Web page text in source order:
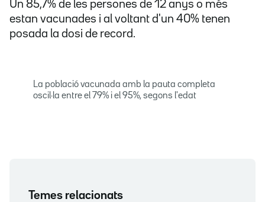
Un 85,7% de les persones de 12 anys o més
estan vacunades i al voltant d'un 40% tenen
posada la dosi de record.
La població vacunada amb la pauta completa
oscil·la entre el 79% i el 95%, segons l'edat
Temes relacionats